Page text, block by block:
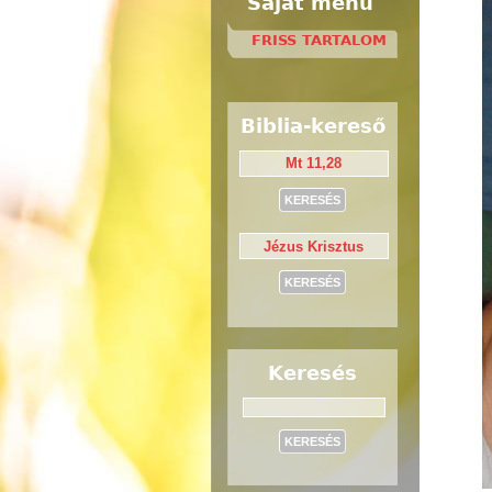
FRISS TARTALOM
Biblia-kereső
Keresés